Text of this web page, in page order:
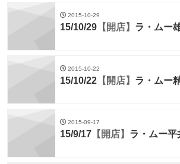
2015-10-29
15/10/29 【開店】 ラ・ムー
2015-10-22
15/10/22 【開店】 ラ・ムー
2015-09-17
15/9/17 【開店】 ラ・ムー平